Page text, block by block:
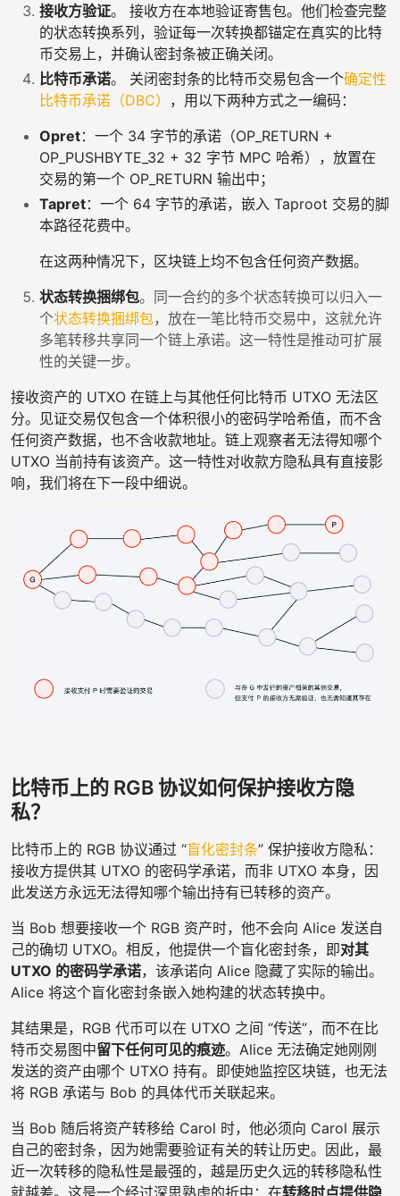
接收方验证。 接收方在本地验证寄售包。他们检查完整
的状态转换系列，验证每一次转换都锚定在真实的比特
币交易上，并确认密封条被正确关闭。
比特币承诺。 关闭密封条的比特币交易包含一个确定性
比特币承诺（DBC） ，用以下两种方式之一编码：
Opret：一个 34 字节的承诺（OP_RETURN +
OP_PUSHBYTE_32 + 32 字节 MPC 哈希），放置在
交易的第一个 OP_RETURN 输出中；
Tapret：一个 64 字节的承诺，嵌入 Taproot 交易的脚
本路径花费中。
在这两种情况下，区块链上均不包含任何资产数据。
状态转换捆绑包。同一合约的多个状态转换可以归入一
个状态转换捆绑包，放在一笔比特币交易中，这就允许
多笔转移共享同一个链上承诺。这一特性是推动可扩展
性的关键一步。
接收资产的 UTXO 在链上与其他任何比特币 UTXO 无法区
分。见证交易仅包含一个体积很小的密码学哈希值，而不含
任何资产数据，也不含收款地址。链上观察者无法得知哪个
UTXO 当前持有该资产。这一特性对收款方隐私具有直接影
响，我们将在下一段中细说。
比特币上的 RGB 协议如何保护接收方隐
私？
比特币上的 RGB 协议通过 “盲化密封条” 保护接收方隐私：
接收方提供其 UTXO 的密码学承诺，而非 UTXO 本身，因
此发送方永远无法得知哪个输出持有已转移的资产。
当 Bob 想要接收一个 RGB 资产时，他不会向 Alice 发送自
己的确切 UTXO。相反，他提供一个盲化密封条，即对其
UTXO 的密码学承诺，该承诺向 Alice 隐藏了实际的输出。
Alice 将这个盲化密封条嵌入她构建的状态转换中。
其结果是，RGB 代币可以在 UTXO 之间 “传送”，而不在比
特币交易图中留下任何可见的痕迹。Alice 无法确定她刚刚
发送的资产由哪个 UTXO 持有。即使她监控区块链，也无法
将 RGB 承诺与 Bob 的具体代币关联起来。
当 Bob 随后将资产转移给 Carol 时，他必须向 Carol 展示
自己的密封条，因为她需要验证有关的转让历史。因此，最
近一次转移的隐私性是最强的，越是历史久远的转移隐私性